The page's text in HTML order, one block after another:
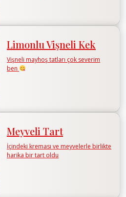
Limonlu Vişneli Kek
Vişneli mayhoş tatları çok severim
ben
Meyveli Tart
İçindeki kreması ve meyvelerle birlikte
harika bir tart oldu